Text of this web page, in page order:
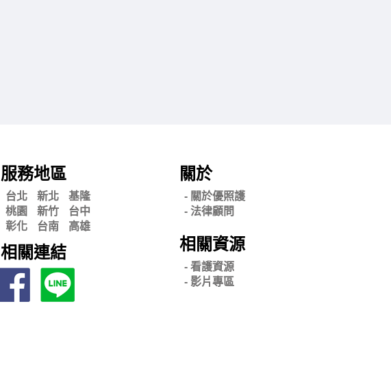
服務地區
台北 新北
基隆
桃園
新竹
台中
彰化
台南 高雄
相關連結
關於
- 關於優照護
-法律顧問
相關資源
- 看護資源
- 影片專區